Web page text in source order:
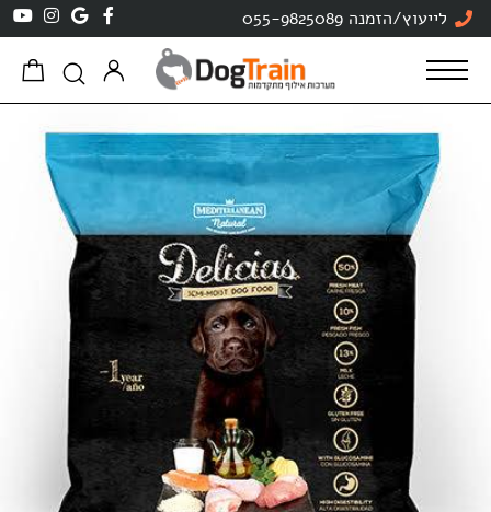
לייעוץ/הזמנה 055-9825089